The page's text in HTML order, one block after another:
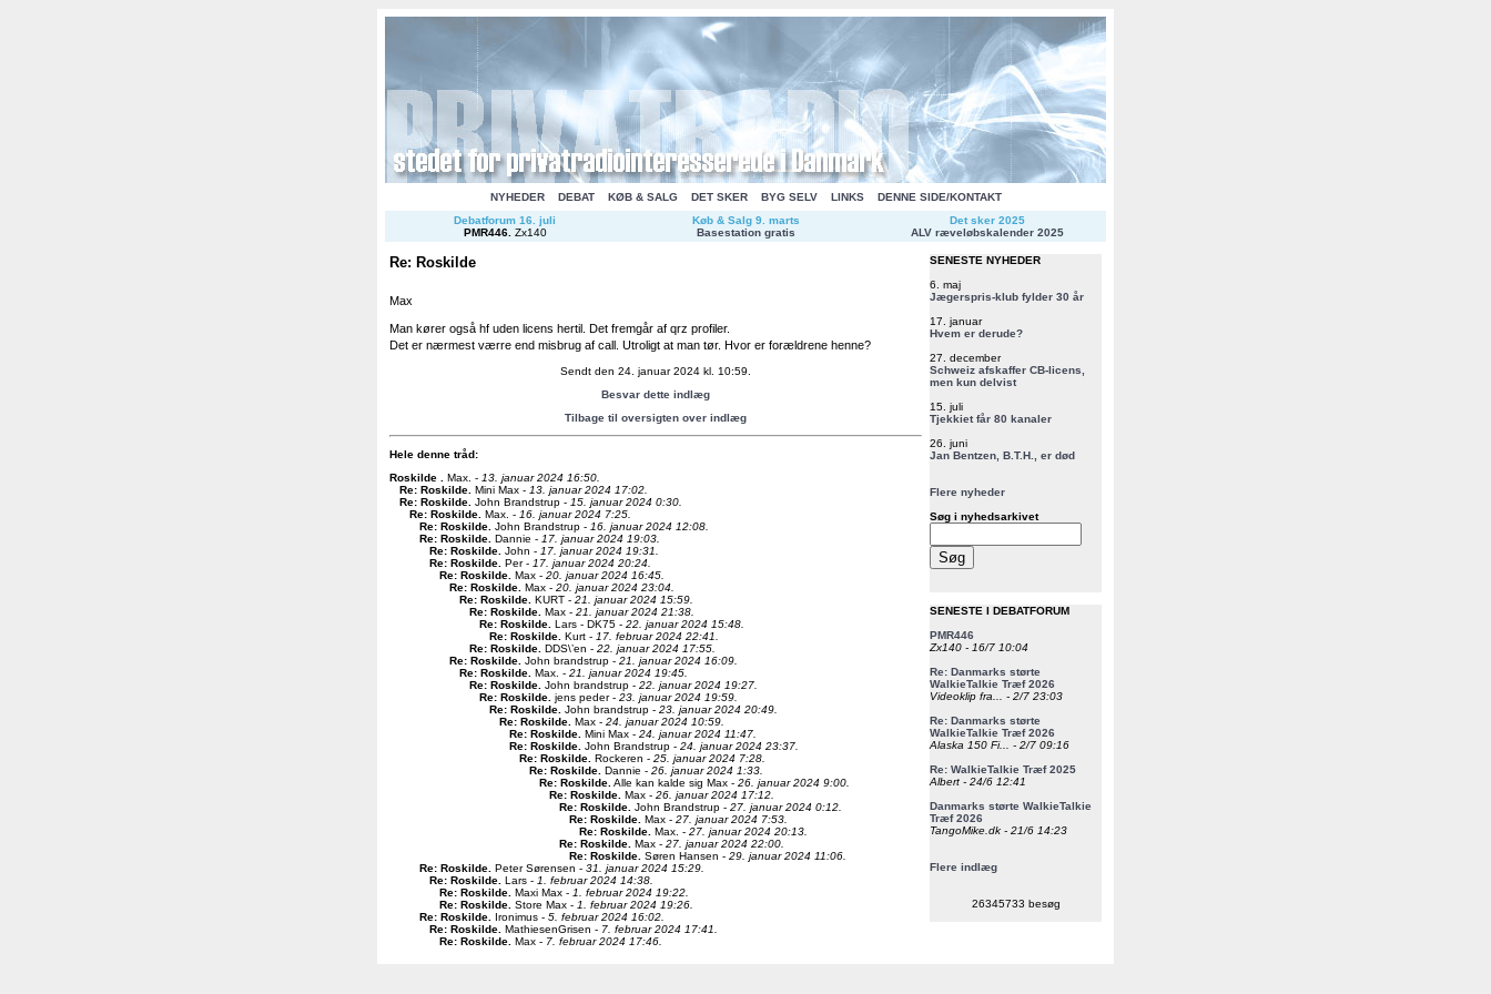
NYHEDER DEBAT KØB & SALG DET SKER BYG SELV LINKS
DENNE SIDE/KONTAKT
Debatforum 16. juli
PMR446. Zx140
Køb & Salg 9. marts
Basestation gratis
Det sker 2025
ALV ræveløbskalender 2025
Re: Roskilde
Max
Man kører også hf uden licens hertil. Det fremgår af qrz profiler.
Det er nærmest værre end misbrug af call. Utroligt at man tør. Hvor er forældrene henne?
Sendt den 24. januar 2024 kl. 10:59.
Besvar dette indlæg
Tilbage til oversigten over indlæg
Hele denne tråd:
Roskilde
Max. - 13. januar 2024 16:50.
Re: Roskilde Mini Max - 13. januar 2024 17:02.
Re: Roskilde John Brandstrup - 15. januar 2024 0:30.
Re: Roskilde Max. - 16. januar 2024 7:25.
Re: Roskilde John Brandstrup - 16. januar 2024 12:08.
Re: Roskilde Dannie - 17. januar 2024 19:03.
Re: Roskilde John - 17. januar 2024 19:31.
Re: Roskilde Per - 17. januar 2024 20:24.
Re: Roskilde Max - 20. januar 2024 16:45.
Re: Roskilde Max - 20. januar 2024 23:04.
Re: Roskilde KURT - 21. januar 2024 15:59.
Re: Roskilde Max - 21. januar 2024 21:38.
Re: Roskilde Lars - DK75 - 22. januar 2024 15:48.
Re: Roskilde Kurt - 17. februar 2024 22:41.
Re: Roskilde DDS\’en - 22. januar 2024 17:55.
Re: Roskilde John brandstrup - 21. januar 2024 16:09.
Re: Roskilde Max. - 21. januar 2024 19:45.
Re: Roskilde John brandstrup - 22. januar 2024 19:27.
Re: Roskilde jens peder - 23. januar 2024 19:59.
Re: Roskilde John brandstrup - 23. januar 2024 20:49.
Re: Roskilde Max - 24. januar 2024 10:59.
Re: Roskilde Mini Max - 24. januar 2024 11:47.
Re: Roskilde John Brandstrup - 24. januar 2024 23:37.
Re: Roskilde Rockeren - 25. januar 2024 7:28.
Re: Roskilde Dannie - 26. januar 2024 1:33.
Re: Roskilde Alle kan kalde sig Max - 26. januar 2024 9:00.
Re: Roskilde Max - 26. januar 2024 17:12.
Re: Roskilde John Brandstrup - 27. januar 2024 0:12.
Re: Roskilde Max - 27. januar 2024 7:53.
Re: Roskilde Max. - 27. januar 2024 20:13.
Re: Roskilde Max - 27. januar 2024 22:00.
Re: Roskilde Søren Hansen - 29. januar 2024 11:06.
Re: Roskilde Peter Sørensen - 31. januar 2024 15:29.
Re: Roskilde Lars - 1. februar 2024 14:38.
Re: Roskilde Maxi Max - 1. februar 2024 19:22.
Re: Roskilde Store Max - 1. februar 2024 19:26.
Re: Roskilde
Ironimus - 5. februar 2024 16:02.
Re: Roskilde MathiesenGrisen - 7. februar 2024 17:41.
Re: Roskilde Max - 7. februar 2024 17:46.
SENESTE NYHEDER
6. maj
Jægerspris-klub fylder 30 år
17. januar
Hvem er derude?
27. december
Schweiz afskaffer CB-licens,
men kun delvist
15. juli
Tjekkiet får 80 kanaler
26. juni
Jan Bentzen, B.T.H., er død
Flere nyheder
Søg i nyhedsarkivet
SENESTE I DEBATFORUM
PMR446
Zx140 - 16/7 10:04
Re: Danmarks størte
WalkieTalkie Træf 2026
Videoklip fra... - 2/7 23:03
Re: Danmarks størte
WalkieTalkie Træf 2026
Alaska 150 Fi... - 2/7 09:16
Re: WalkieTalkie Træf 2025
Albert - 24/6 12:41
Danmarks størte WalkieTalkie
Træf 2026
TangoMike.dk - 21/6 14:23
Flere indlæg
26345733 besøg